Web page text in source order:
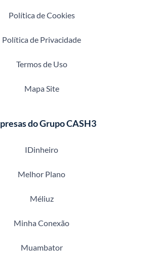
Política de Cookies
Política de Privacidade
Termos de Uso
Mapa Site
do Grupo CASH3
IDinheiro
Melhor Plano
Méliuz
Minha Conexão
Muambator